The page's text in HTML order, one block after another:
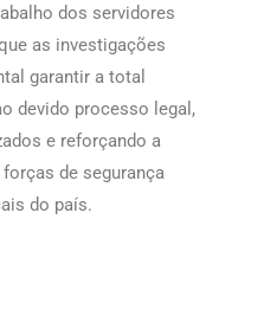
dos servidores
as investigações
garantir a total
devido processo legal,
e reforçando a
de segurança
do país.